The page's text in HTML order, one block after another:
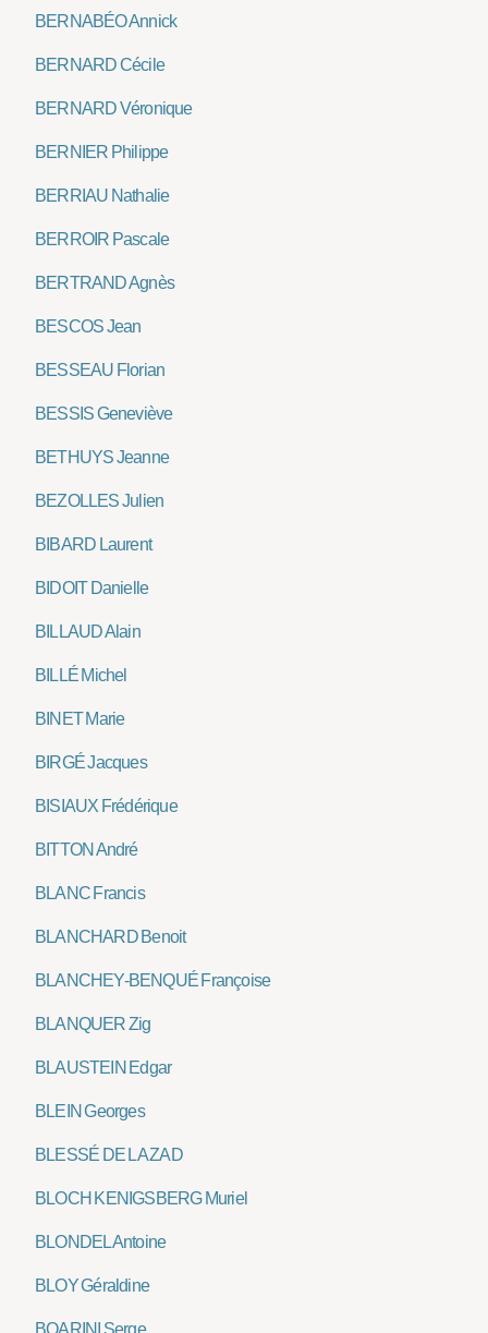
BERNABÉO Annick
BERNARD Cécile
BERNARD Véronique
BERNIER Philippe
BERRIAU Nathalie
BERROIR Pascale
BERTRAND Agnès
BESCOS Jean
BESSEAU Florian
BESSIS Geneviève
BETHUYS Jeanne
BEZOLLES Julien
BIBARD Laurent
BIDOIT Danielle
BILLAUD Alain
BILLÉ Michel
BINET Marie
BIRGÉ Jacques
BISIAUX Frédérique
BITTON André
BLANC Francis
BLANCHARD Benoit
BLANCHEY-BENQUÉ Françoise
BLANQUER Zig
BLAUSTEIN Edgar
BLEIN Georges
BLESSÉ DE LA ZAD
BLOCH KENIGSBERG Muriel
BLONDEL Antoine
BLOY Géraldine